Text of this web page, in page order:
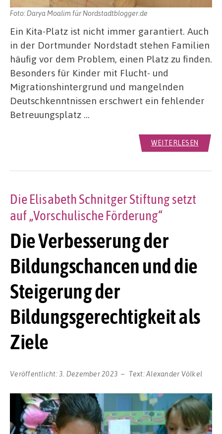
Foto: Darya Moalim für Nordstadtblogger.de
Ein Kita-Platz ist nicht immer garantiert. Auch
in der Dortmunder Nordstadt stehen Familien
häufig vor dem Problem, einen Platz zu finden.
Besonders für Kinder mit Flucht- und
Migrationshintergrund und mangelnden
Deutschkenntnissen erschwert ein fehlender
Betreuungsplatz …
WEITERLESEN
Die Verbesserung der
Bildungschancen und die
Steigerung der
Bildungsgerechtigkeit als
Ziele
Die Elisabeth Schnitger Stiftung setzt
auf „Vorschulische Förderung“
Veröffentlicht:3. Dezember 2023 Text:Alexander Völkel